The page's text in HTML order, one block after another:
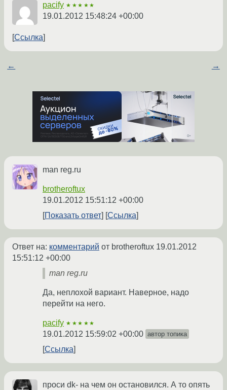
pacify ★★★★★
19.01.2012 15:48:24 +00:00
Ссылка
← →
man reg.ru
brotheroftux
19.01.2012 15:51:12 +00:00
Показать ответ
Ссылка
Ответ на: комментарий от brotheroftux 19.01.2012
15:51:12 +00:00
man reg.ru
Да, неплохой вариант. Наверное, надо
перейти на него.
pacify ★★★★★
19.01.2012 15:59:02 +00:00 автор топика
Ссылка
проси dk- на чем он остановился. А то опять